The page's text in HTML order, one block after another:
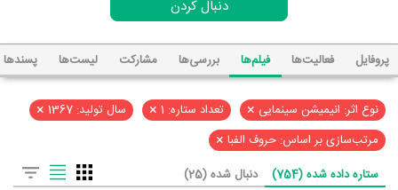
دنبال کردن
پروفایل فعالیت‌ها فیلم‌ها بررسی‌ها مشارکت لیست‌ها پسند‌ها
نوع اثر: انیمیشن سینمایی × تعداد ستاره: 1 × سال تولید: 1367 ×
مرتب‌سازی بر اساس: حروف الفبا ×
ستاره داده شده (754) دنبال شده (25)